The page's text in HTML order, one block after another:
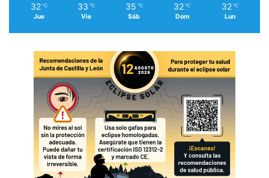
32 ℃
Jue
33 ℃
Vie
35 ℃
Sáb
32 ℃
Dom
32 ℃
Lun